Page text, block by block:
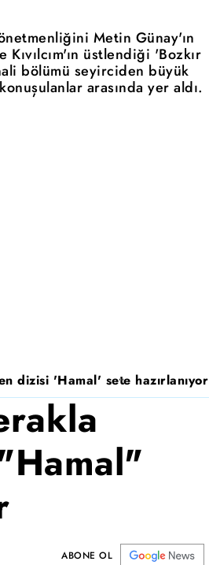
Metin Günay'ın
üstlendiği 'Bozkır
bölümü seyirciden büyük
arasında yer aldı.
dizisi 'Hamal' sete hazırlanıyor
ABONE OL